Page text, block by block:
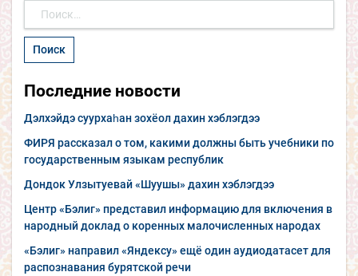
Найти:
Последние новости
Дэлхэйдэ суурхаһан зохёол дахин хэблэгдээ
ФИРЯ рассказал о том, какими должны быть учебники по
государственным языкам республик
Дондок Улзытуевай «Шуушы» дахин хэблэгдээ
Центр «Бэлиг» представил информацию для включения в
народный доклад о коренных малочисленных народах
«Бэлиг» направил «Яндексу» ещё один аудиодатасет для
распознавания бурятской речи